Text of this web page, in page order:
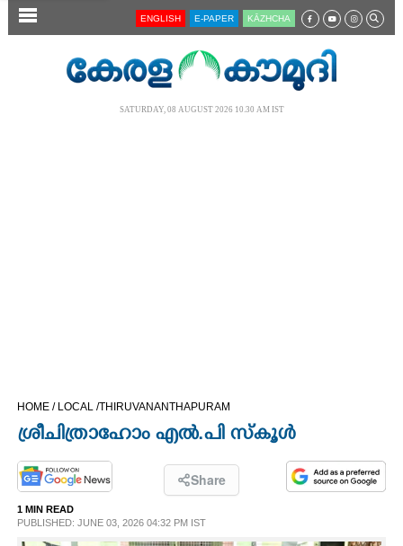
SECTIONS
OPINION
PHOTOS
ENGLISH E-PAPER KĀZHCHA
SATURDAY, 08 AUGUST 2026 10.30 AM IST
HOME / LOCAL /THIRUVANANTHAPURAM
ശ്രീചിത്രാഹോം എൽ.പി സ്കൂൾ
Share
1 MIN READ
PUBLISHED: JUNE 03, 2026 04:32 PM IST